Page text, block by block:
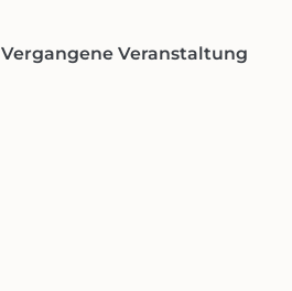
Vergangene Veranstaltung